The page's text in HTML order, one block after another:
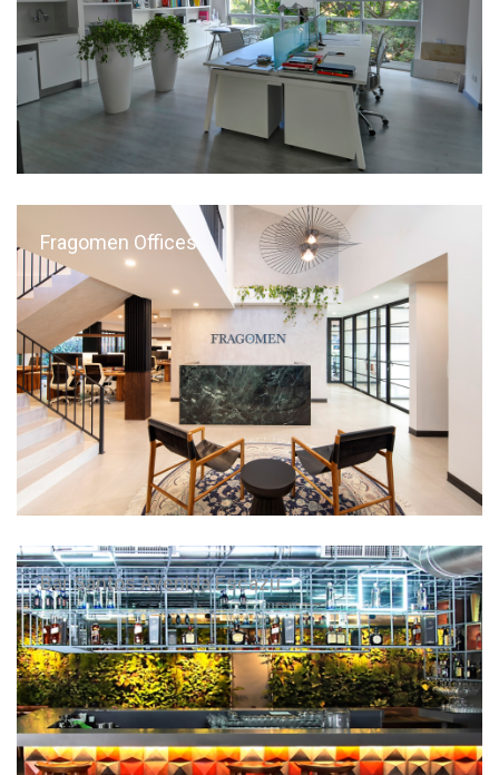
Fragomen Offices
Bar Santos Avenida Escazú